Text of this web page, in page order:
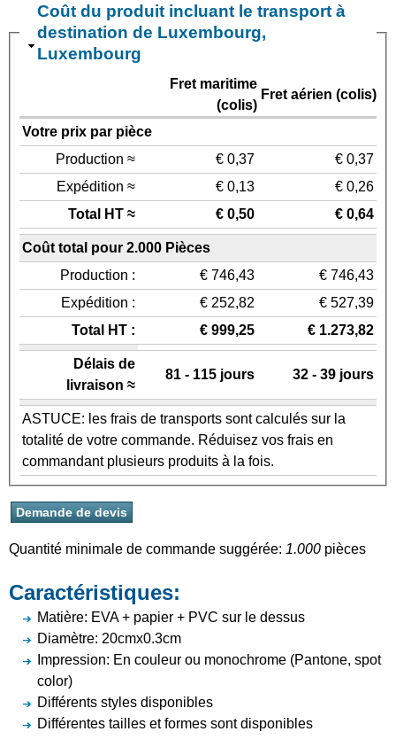
Coût du produit incluant le transport à
destination de Luxembourg,
Luxembourg
Fret maritime
(colis)
Fret aérien (colis)
Votre prix par pièce
Production ≈
€ 0,37
€ 0,37
Expédition ≈
€ 0,13
€ 0,26
Total HT ≈
€ 0,50 € 0,64
Coût total pour 2.000 Pièces
Production :
€ 746,43
€ 746,43
Expédition :
€ 252,82
€ 527,39
Total HT :
€ 999,25 € 1.273,82
Délais de
livraison ≈
81 - 115 jours 32 - 39 jours
ASTUCE: les frais de transports sont calculés sur la
totalité de votre commande. Réduisez vos frais en
commandant plusieurs produits à la fois.
Quantité minimale de commande suggérée: 1.000 pièces
Caractéristiques:
Matière: EVA + papier + PVC sur le dessus
Diamètre: 20cmx0.3cm
Impression: En couleur ou monochrome (Pantone, spot
color)
Différents styles disponibles
Différentes tailles et formes sont disponibles